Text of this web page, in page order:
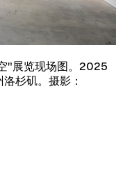
"展览现场图。2025
杉矶。摄影：